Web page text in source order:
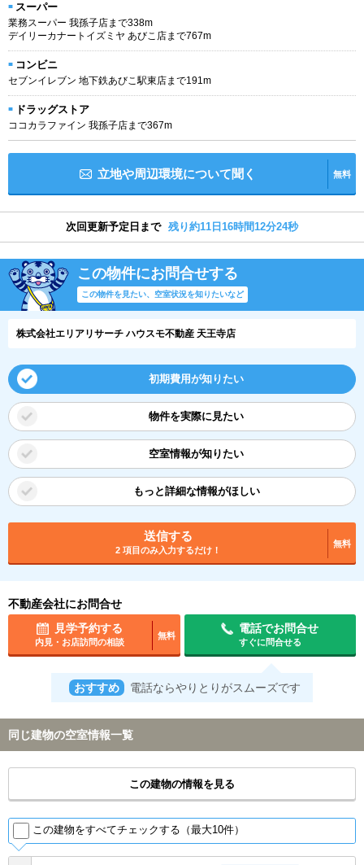
スーパー
業務スーパー 我孫子店まで338m
デイリーカナートイズミヤ あびこ店まで767m
コンビニ
セブンイレブン 地下鉄あびこ駅東店まで191m
ドラッグストア
ココカラファイン 我孫子店まで367m
立地や周辺環境について聞く 無料
次回更新予定日まで 残り約11日16時間12分23秒
この物件にお問合せする
この物件を見たい、空室状況を知りたいなど
株式会社エリアリサーチ ハウスモ不動産 天王寺店
初期費用が知りたい
物件を実際に見たい
空室情報が知りたい
もっと詳細な情報がほしい
送信する
2 項目のみ入力するだけ！
無料
不動産会社にお問合せ
見学予約する
内見・お店訪問の相談
無料
電話でお問合せ
すぐに問合せる
おすすめ 電話ならやりとりがスムーズです
同じ建物の空室情報一覧
この建物の情報を見る
この建物をすべてチェックする（最大10件）